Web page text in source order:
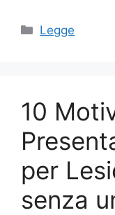
Categories
Legge
10
per
senza